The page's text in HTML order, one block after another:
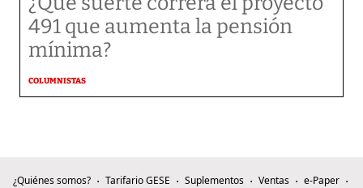
491 que aumenta la pensión
mínima?
COLUMNISTAS
¿Quiénes somos? Tarifario GESE Suplementos Ventas
e-Paper